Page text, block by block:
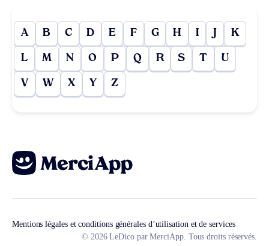
A B C D E F G H I J K
L M N O P Q R S T U
V W X Y Z
Mentions légales et conditions générales d’utilisation et de services
© 2026 LeDico par MerciApp. Tous droits réservés.